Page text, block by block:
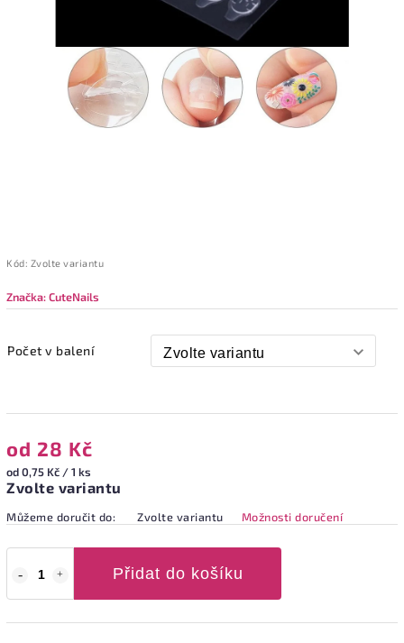
Kód: Zvolte variantu
Značka:CuteNails
Počet v balení
od 28 Kč
od 0,75 Kč / 1 ks
Zvolte variantu
Můžeme doručit do: Zvolte variantu Možnosti doručení
Přidat do košíku